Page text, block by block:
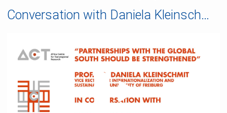
Conversation with Daniela Kleinschmit - SDG University Day 2023